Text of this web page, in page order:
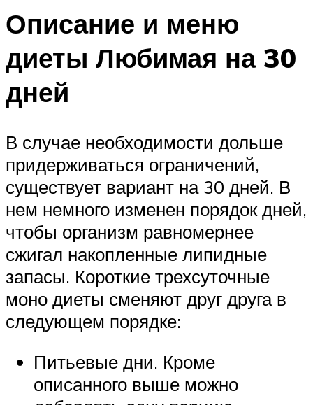
Описание и меню
диеты Любимая на 30
дней
В случае необходимости дольше
придерживаться ограничений,
существует вариант на 30 дней. В
нем немного изменен порядок дней,
чтобы организм равномернее
сжигал накопленные липидные
запасы. Короткие трехсуточные
моно диеты сменяют друг друга в
следующем порядке:
Питьевые дни. Кроме
описанного выше можно